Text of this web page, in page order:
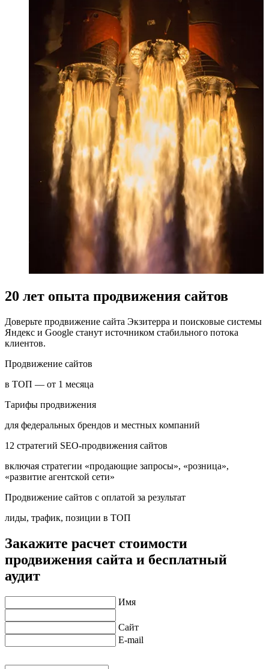
20 лет опыта продвижения сайтов
Доверьте продвижение сайта Экзитерра и поисковые системы
Яндекс и Google станут источником стабильного потока
клиентов.
Продвижение сайтов
в ТОП — от 1 месяца
Тарифы продвижения
для федеральных брендов и местных компаний
12 стратегий SEO-продвижения сайтов
включая стратегии «продающие запросы», «розница»,
«развитие агентской сети»
Продвижение сайтов с оплатой за результат
лиды, трафик, позиции в ТОП
Закажите расчет стоимости
продвижения сайта и бесплатный
аудит
Имя
Сайт
E-mail